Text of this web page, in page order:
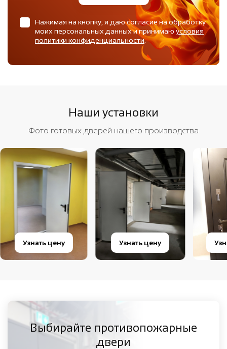
Нажимая на кнопку, я даю согласие на обработку
моих персональных данных и принимаюусловия
политики конфиденциальности.
Наши установки
Фото готовых дверей нашего производства
Узнать цену Узнать цену
Выбирайте противопожарные
двери